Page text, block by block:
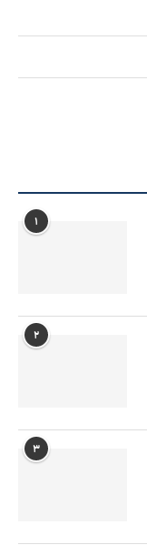
۱
۲
۳